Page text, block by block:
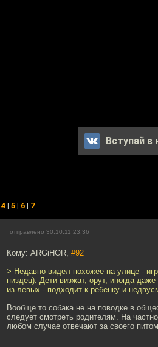
Вступай в
4 | 5 | 6 | 7
отправлено 30.10.11 23:36
Кому: ARGiHOR, #92
> Недавно видел похожее на улице -
пиздец). Дети визжат, орут, иногда
из левых - подходит к ребенку и
Вообще то собака не на поводке в
следует смотреть родителям. На
любом случае отвечают за своего